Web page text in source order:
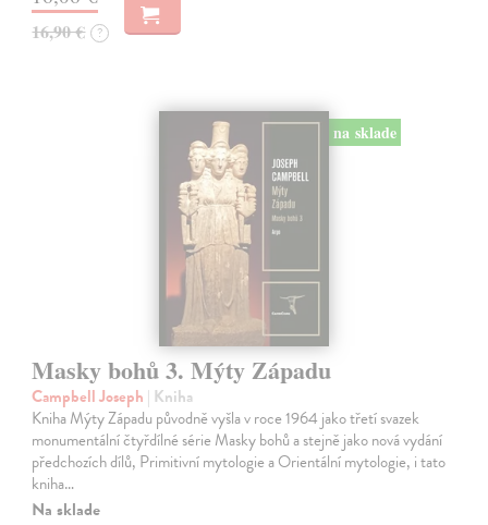
16,90 € ?
na sklade
Masky bohů 3. Mýty Západu
Campbell Joseph | Kniha
Kniha Mýty Západu původně vyšla v roce 1964 jako třetí svazek
monumentální čtyřdílné série Masky bohů a stejně jako nová vydání
předchozích dílů, Primitivní mytologie a Orientální mytologie, i tato
kniha…
Na sklade